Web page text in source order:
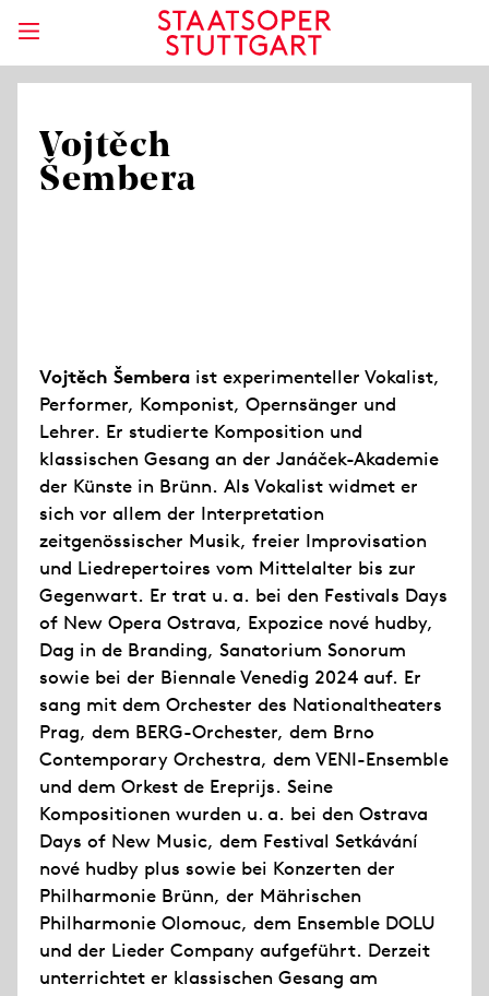
Vojtěch
Šembera
Vojtěch Šembera ist experimenteller Vokalist,
Performer, Komponist, Opernsänger und
Lehrer. Er studierte Komposition und
klassischen Gesang an der Janáček-Akademie
der Künste in Brünn. Als Vokalist widmet er
sich vor allem der Interpretation
zeitgenössischer Musik, freier Improvisation
und Liedrepertoires vom Mittelalter bis zur
Gegenwart. Er trat u. a. bei den Festivals Days
of New Opera Ostrava, Expozice nové hudby,
Dag in de Branding, Sanatorium Sonorum
sowie bei der Biennale Venedig 2024 auf. Er
sang mit dem Orchester des Nationaltheaters
Prag, dem BERG-Orchester, dem Brno
Contemporary Orchestra, dem VENI-Ensemble
und dem Orkest de Ereprijs. Seine
Kompositionen wurden u. a. bei den Ostrava
Days of New Music, dem Festival Setkávání
nové hudby plus sowie bei Konzerten der
Philharmonie Brünn, der Mährischen
Philharmonie Olomouc, dem Ensemble DOLU
und der Lieder Company aufgeführt. Derzeit
unterrichtet er klassischen Gesang am